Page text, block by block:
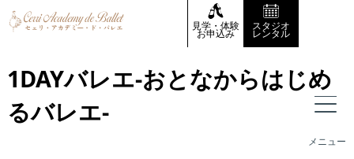
見学・体験
お申込み
スタジオ
レンタル
メニュー
1DAYバレエ-おとなからはじめ
るバレエ-